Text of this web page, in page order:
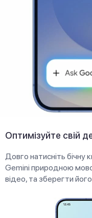
Оптимізуйте свій
Довго натисніть бічну
Gemini природною
відео, та зберегти